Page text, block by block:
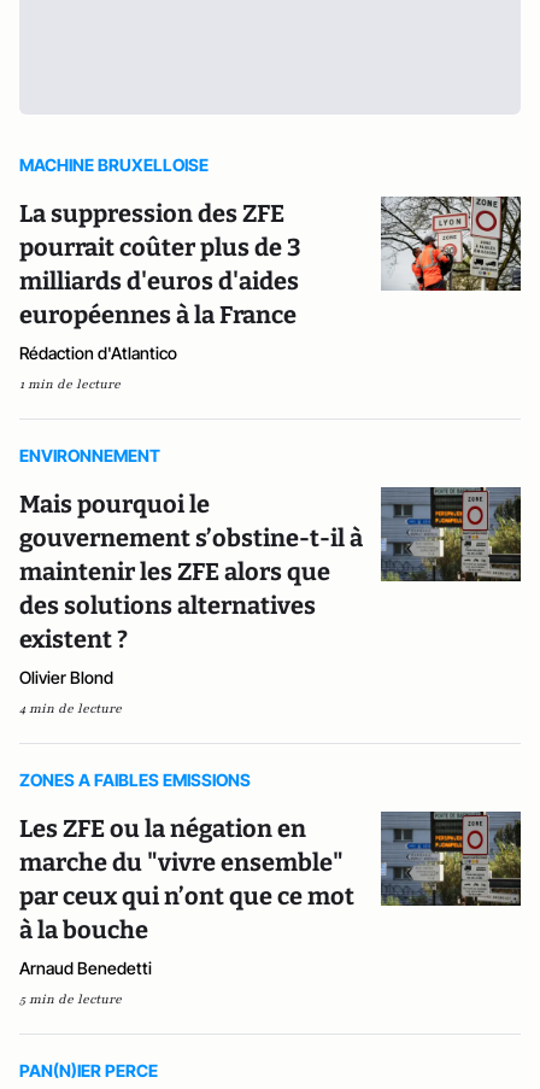
MACHINE BRUXELLOISE
La suppression des ZFE
pourrait coûter plus de 3
milliards d'euros d'aides
européennes à la France
Rédaction d'Atlantico
1 min de lecture
ENVIRONNEMENT
Mais pourquoi le
gouvernement s’obstine-t-il à
maintenir les ZFE alors que
des solutions alternatives
existent ?
Olivier Blond
4 min de lecture
ZONES A FAIBLES EMISSIONS
Les ZFE ou la négation en
marche du "vivre ensemble"
par ceux qui n’ont que ce mot
à la bouche
Arnaud Benedetti
5 min de lecture
PAN(N)IER PERCE